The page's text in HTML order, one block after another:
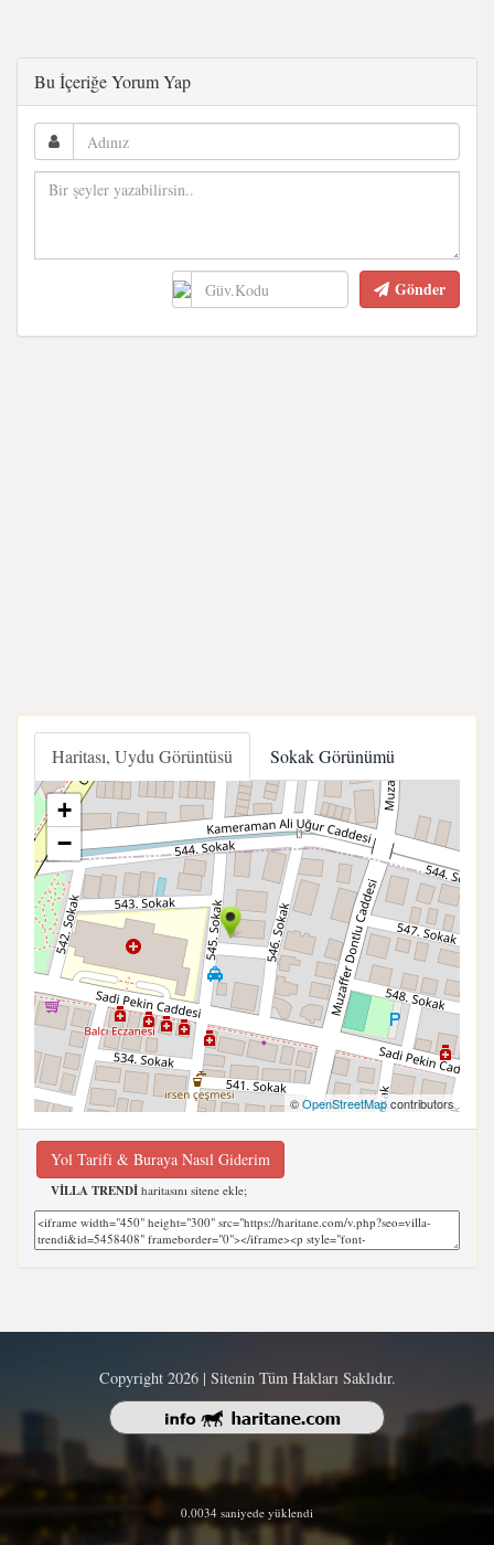
Bu İçeriğe Yorum Yap
Gönder
Haritası, Uydu Görüntüsü Sokak Görünümü
+
−
©OpenStreetMapcontributors
Yol Tarifi & Buraya Nasıl Giderim
VİLLA TRENDİ haritasını sitene ekle;
Copyright 2026 | Sitenin Tüm Hakları Saklıdır.
0.0034 saniyede yüklendi